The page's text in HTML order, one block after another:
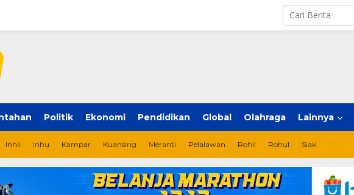
Politik Ekonomi Pendidikan Global Olahraga Lainnya
Inhil Inhu Kampar Kuansing Meranti Pelalawan Rohil Rohul Siak